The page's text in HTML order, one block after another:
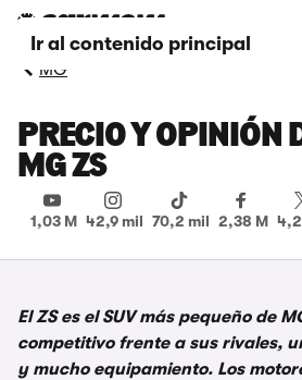
Ir al contenido principal
MG
PRECIO Y OPINIÓN
MG ZS
1,03 M 42,9 mil 70,2 mil 2,38 M
El ZS es el SUV más pequeño de
competitivo frente a sus rivales,
y mucho equipamiento. Los